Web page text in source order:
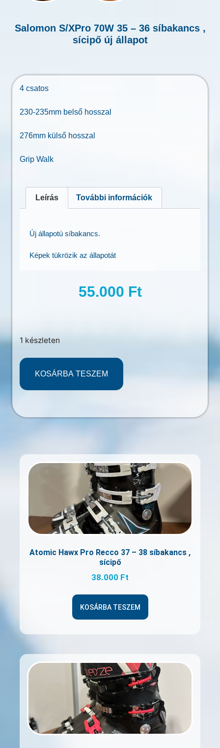
Salomon S/XPro 70W 35 – 36 síbakancs ,
sícipő új állapot
4 csatos
230-235mm belső hosszal
276mm külső hosszal
Grip Walk
Leírás További információk
Új állapotú síbakancs.
Képek tükrözik az állapotát
55.000 Ft
1 készleten
KOSÁRBA TESZEM
Atomic Hawx Pro Recco 37 – 38 síbakancs ,
sícipő
38.000 Ft
KOSÁRBA TESZEM